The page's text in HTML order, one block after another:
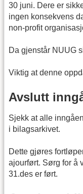
30 juni. Dere er
ingen konsekvens
non-profit
Da gjenstår NUUG
Viktig at denne
Avslutt
Sjekk at alle
i bilagsarkivet.
Dette gjøres
ajourført. Sørg for å
31.des er ført.